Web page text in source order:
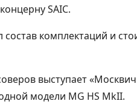
SAIC.
комплектаций и
выступает
модели MG HS MkII.